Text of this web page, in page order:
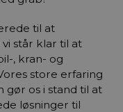
til at
står klar til at
, kran- og
store erfaring
gør os i stand til at
løsninger til